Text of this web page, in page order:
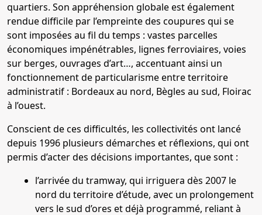
quartiers. Son appréhension globale est également
rendue difficile par l’empreinte des coupures qui se
sont imposées au fil du temps : vastes parcelles
économiques impénétrables, lignes ferroviaires, voies
sur berges, ouvrages d’art…, accentuant ainsi un
fonctionnement de particularisme entre territoire
administratif : Bordeaux au nord, Bègles au sud, Floirac
à l’ouest.
Conscient de ces difficultés, les collectivités ont lancé
depuis 1996 plusieurs démarches et réflexions, qui ont
permis d’acter des décisions importantes, que sont :
l’arrivée du tramway, qui irriguera dès 2007 le
nord du territoire d’étude, avec un prolongement
vers le sud d’ores et déjà programmé, reliant à